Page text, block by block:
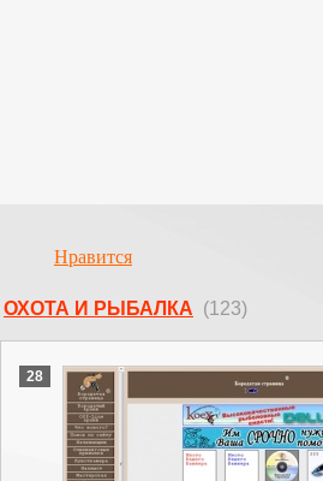
Нравится
ОХОТА И РЫБАЛКА (123)
28